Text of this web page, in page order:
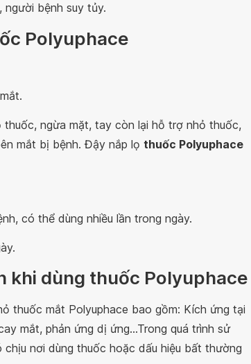
người bệnh suy tủy.
Polyuphace
ngừa mặt, tay còn lại hỗ trợ nhỏ thuốc,
mắt bị bệnh. Đậy nắp lọ thuốc Polyuphace
có thể dùng nhiều lần trong ngày.
khi dùng thuốc Polyuphace
thuốc mắt Polyuphace bao gồm: Kích ứng tại
mắt, phản ứng dị ứng...Trong quá trình sử
nơi dùng thuốc hoặc dấu hiệu bất thường